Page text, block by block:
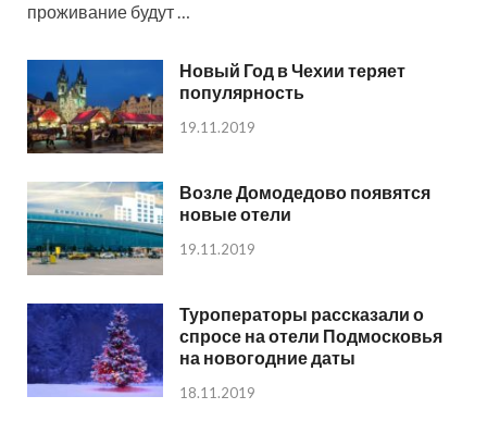
проживание будут …
Новый Год в Чехии теряет
популярность
19.11.2019
Возле Домодедово появятся
новые отели
19.11.2019
Туроператоры рассказали о
спросе на отели Подмосковья
на новогодние даты
18.11.2019